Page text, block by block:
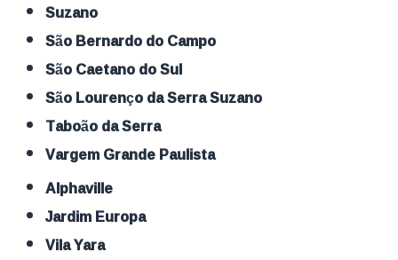
Suzano
São Bernardo do Campo
São Caetano do Sul
São Lourenço da Serra Suzano
Taboão da Serra
Vargem Grande Paulista
Alphaville
Jardim Europa
Vila Yara